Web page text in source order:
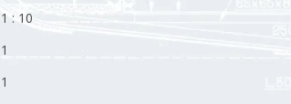
1 : 10
1
1